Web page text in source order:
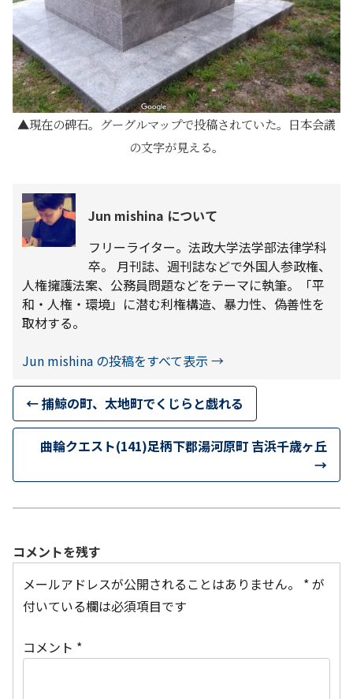
現在の碑石。グーグルマップで投稿されていた。日本会議
の文字が見える。
Jun mishina について
フリーライター。法政大学法学部法律学科
卒。 月刊誌、週刊誌などで外国人参政権、
人権擁護法案、公務員問題などをテーマに執筆。「平
和・人権・環境」に潜む利権構造、暴力性、偽善性を
取材する。
Jun mishina の投稿をすべて表示 →
←捕鯨の町、太地町でくじらと戯れる
曲輪クエスト(141)足柄下郡湯河原町 吉浜千歳ヶ丘
→
コメントを残す
メールアドレスが公開されることはありません。
*が
付いている欄は必須項目です
コメント *